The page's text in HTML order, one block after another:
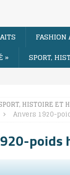
FASHION
»
SPORT,
HISTOIRE ET
Anvers 1920-
poids